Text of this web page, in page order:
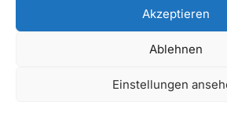
Akzeptieren
Ablehnen
Einstellungen
Rechte vorbehalten.